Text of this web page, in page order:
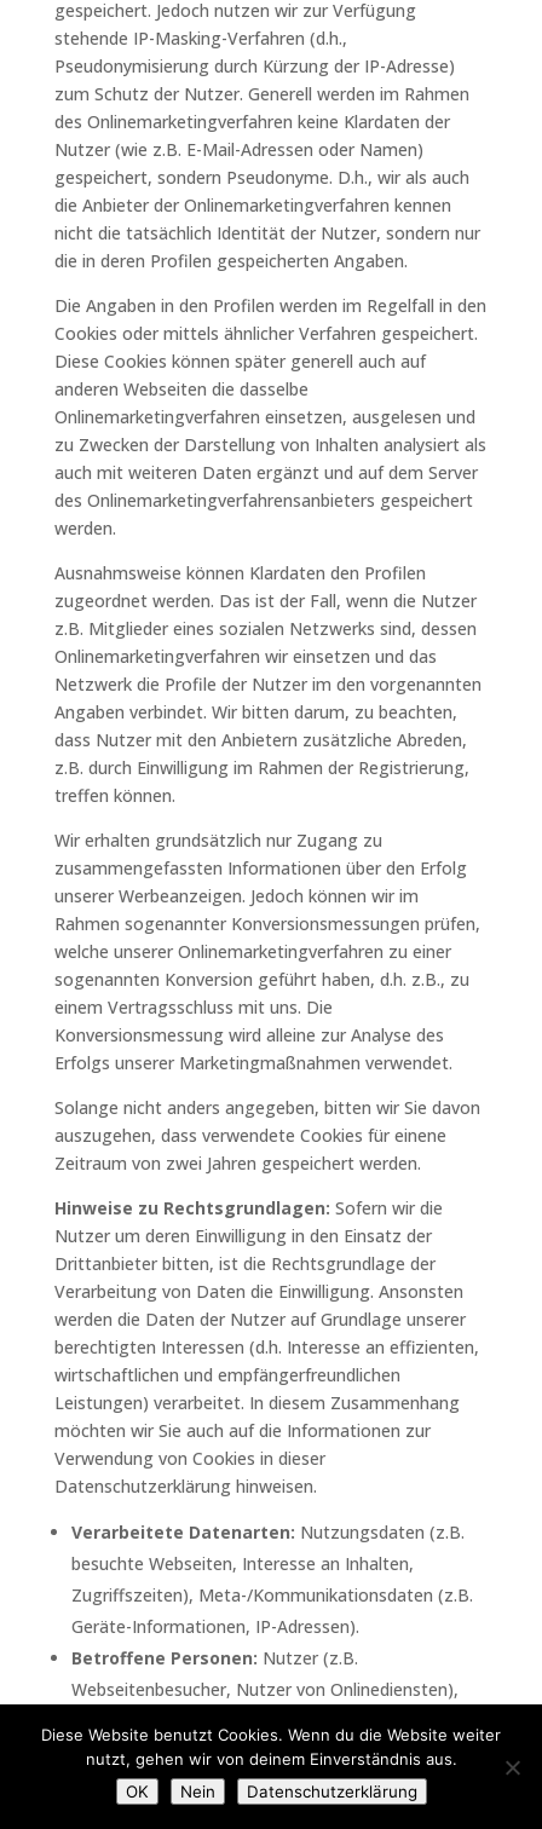
gespeichert. Jedoch nutzen wir zur Verfügung
stehende IP-Masking-Verfahren (d.h.,
Pseudonymisierung durch Kürzung der IP-Adresse)
zum Schutz der Nutzer. Generell werden im Rahmen
des Onlinemarketingverfahren keine Klardaten der
Nutzer (wie z.B. E-Mail-Adressen oder Namen)
gespeichert, sondern Pseudonyme. D.h., wir als auch
die Anbieter der Onlinemarketingverfahren kennen
nicht die tatsächlich Identität der Nutzer, sondern nur
die in deren Profilen gespeicherten Angaben.
Die Angaben in den Profilen werden im Regelfall in den
Cookies oder mittels ähnlicher Verfahren gespeichert.
Diese Cookies können später generell auch auf
anderen Webseiten die dasselbe
Onlinemarketingverfahren einsetzen, ausgelesen und
zu Zwecken der Darstellung von Inhalten analysiert als
auch mit weiteren Daten ergänzt und auf dem Server
des Onlinemarketingverfahrensanbieters gespeichert
werden.
Ausnahmsweise können Klardaten den Profilen
zugeordnet werden. Das ist der Fall, wenn die Nutzer
z.B. Mitglieder eines sozialen Netzwerks sind, dessen
Onlinemarketingverfahren wir einsetzen und das
Netzwerk die Profile der Nutzer im den vorgenannten
Angaben verbindet. Wir bitten darum, zu beachten,
dass Nutzer mit den Anbietern zusätzliche Abreden,
z.B. durch Einwilligung im Rahmen der Registrierung,
treffen können.
Wir erhalten grundsätzlich nur Zugang zu
zusammengefassten Informationen über den Erfolg
unserer Werbeanzeigen. Jedoch können wir im
Rahmen sogenannter Konversionsmessungen prüfen,
welche unserer Onlinemarketingverfahren zu einer
sogenannten Konversion geführt haben, d.h. z.B., zu
einem Vertragsschluss mit uns. Die
Konversionsmessung wird alleine zur Analyse des
Erfolgs unserer Marketingmaßnahmen verwendet.
Solange nicht anders angegeben, bitten wir Sie davon
auszugehen, dass verwendete Cookies für einene
Zeitraum von zwei Jahren gespeichert werden.
Hinweise zu Rechtsgrundlagen: Sofern wir die
Nutzer um deren Einwilligung in den Einsatz der
Drittanbieter bitten, ist die Rechtsgrundlage der
Verarbeitung von Daten die Einwilligung. Ansonsten
werden die Daten der Nutzer auf Grundlage unserer
berechtigten Interessen (d.h. Interesse an effizienten,
wirtschaftlichen und empfängerfreundlichen
Leistungen) verarbeitet. In diesem Zusammenhang
möchten wir Sie auch auf die Informationen zur
Verwendung von Cookies in dieser
Datenschutzerklärung hinweisen.
Verarbeitete Datenarten: Nutzungsdaten (z.B.
besuchte Webseiten, Interesse an Inhalten,
Zugriffszeiten), Meta-/Kommunikationsdaten (z.B.
Geräte-Informationen, IP-Adressen).
Betroffene Personen: Nutzer (z.B.
Webseitenbesucher, Nutzer von Onlinediensten),
Zwecke der Verarbeitung:Tracking (z.B.
interessens-/verhaltensbezogenes Profiling,
Diese Website benutzt Cookies. Wenn du die Website weiter
nutzt, gehen wir von deinem Einverständnis aus.
OK
Nein Datenschutzerklärung